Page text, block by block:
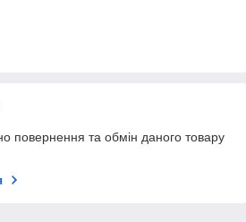
повернення та обмін даного товару